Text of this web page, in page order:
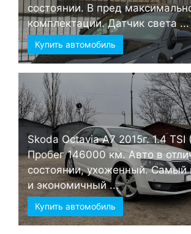
состоянии. В пред
комплектации. Датчик света ...
Купить автомобиль
Skoda Octavia А7 2015г. 1.4 TSI
Пробег 146000 км. Авто в
состоянии, ухоженный.
и экономичный ...
Купить автомобиль